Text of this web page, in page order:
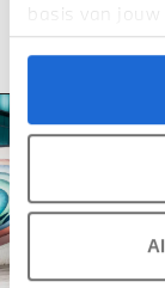
basis van jouw
Bereken hier